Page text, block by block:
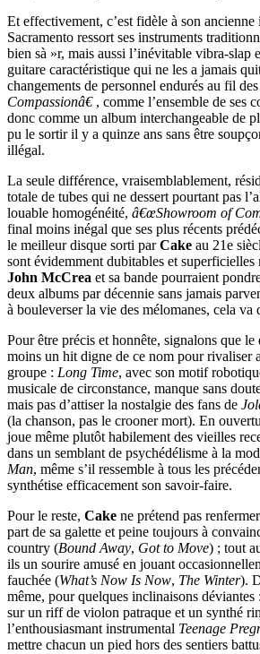
Et effectivement, c’est fidèle à son
Sacramento ressort ses instruments
bien sà »r, mais aussi l’inévitable vibra-slap
guitare caractéristique qui ne les a jamais
changements de personnel endurés au fil des
Compassionâ€ , comme l’ensemble de ses
donc comme un album interchangeable de
pu le sortir il y a quinze ans sans être
illégal.
La seule différence, vraisemblablement,
totale de tubes qui ne dessert pourtant pas
louable homogénéité, â€œShowroom of
final moins inégal que ses plus récents
le meilleur disque sorti parCake au 21e
sont évidemment dubitables et
John McCrea et sa bande pourraient
deux albums par décennie sans jamais
à bouleverser la vie des mélomanes, cela va
Pour être précis et honnête, signalons que le
moins un hit digne de ce nom pour rivaliser
groupe : Long Time, avec son motif
musicale de circonstance, manque sans
mais pas d’attiser la nostalgie des fans de
(la chanson, pas le crooner mort). En
joue même plutôt habilement des vieilles
dans un semblant de psychédélisme à la
Man, même s’il ressemble à tous les
synthétise efficacement son savoir-faire.
Pour le reste, Cake ne prétend pas
part de sa galette et peine toujours à
country (Bound Away, Got to Move) ; tout
ils un sourire amusé en jouant
fauchée (What’s Now Is Now, The Winter).
même, pour quelques inclinaisons déviantes :
sur un riff de violon patraque et un synthé
l’enthousiasmant instrumental Teenage
mettre chacun un pied hors des sentiers